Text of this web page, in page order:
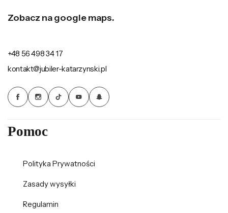
Zobacz na google maps.
+48 56 498 34 17
kontakt@jubiler-katarzynski.pl
Pomoc
Polityka Prywatności
Zasady wysyłki
Regulamin